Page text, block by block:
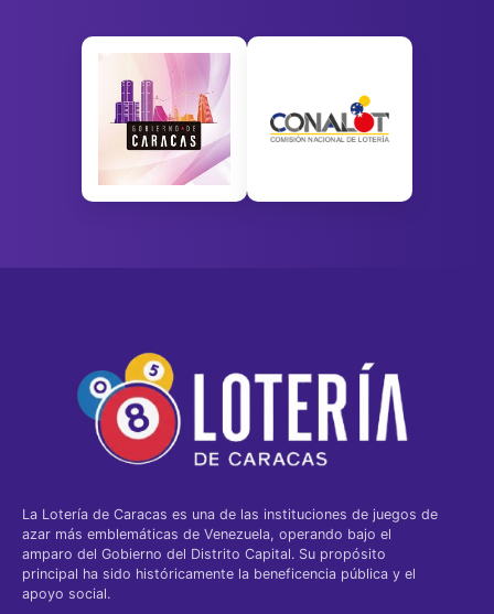
La Lotería de Caracas es una de las instituciones de juegos de
azar más emblemáticas de Venezuela, operando bajo el
amparo del Gobierno del Distrito Capital. Su propósito
principal ha sido históricamente la beneficencia pública y el
apoyo social.